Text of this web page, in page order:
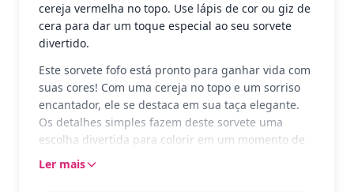
cereja vermelha no topo. Use lápis de cor ou giz de
cera para dar um toque especial ao seu sorvete
divertido.
Este sorvete fofo está pronto para ganhar vida com
suas cores! Com uma cereja no topo e um sorriso
encantador, ele se destaca em sua taça elegante.
Os detalhes simples fazem deste sorvete uma
escolha divertida para colorir em um momento de
relaxamento ou brincadeira criativa.
Ler mais